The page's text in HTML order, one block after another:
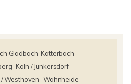
Gladbach-Katterbach
Köln / Junkersdorf
/ Westhoven Wahnheide